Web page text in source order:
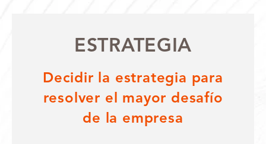
ESTRATEGIA
Decidir la estrategia para
resolver el mayor desafío
de la empresa